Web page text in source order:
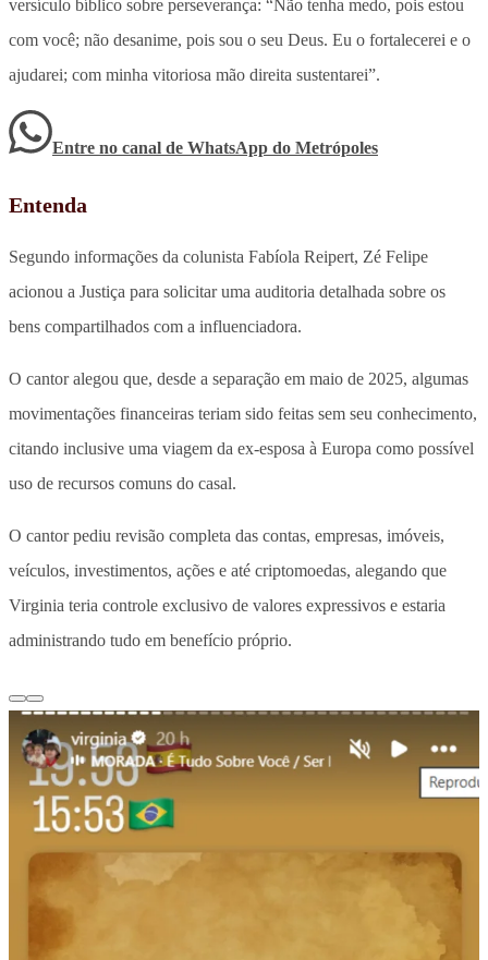
versículo bíblico sobre perseverança: “Não tenha medo, pois estou
com você; não desanime, pois sou o seu Deus. Eu o fortalecerei e o
ajudarei; com minha vitoriosa mão direita sustentarei”.
Entre no canal de WhatsApp do Metrópoles
Entenda
Segundo informações da colunista Fabíola Reipert, Zé Felipe
acionou a Justiça para solicitar uma auditoria detalhada sobre os
bens compartilhados com a influenciadora.
O cantor alegou que, desde a separação em maio de 2025, algumas
movimentações financeiras teriam sido feitas sem seu conhecimento,
citando inclusive uma viagem da ex-esposa à Europa como possível
uso de recursos comuns do casal.
O cantor pediu revisão completa das contas, empresas, imóveis,
veículos, investimentos, ações e até criptomoedas, alegando que
Virginia teria controle exclusivo de valores expressivos e estaria
administrando tudo em benefício próprio.